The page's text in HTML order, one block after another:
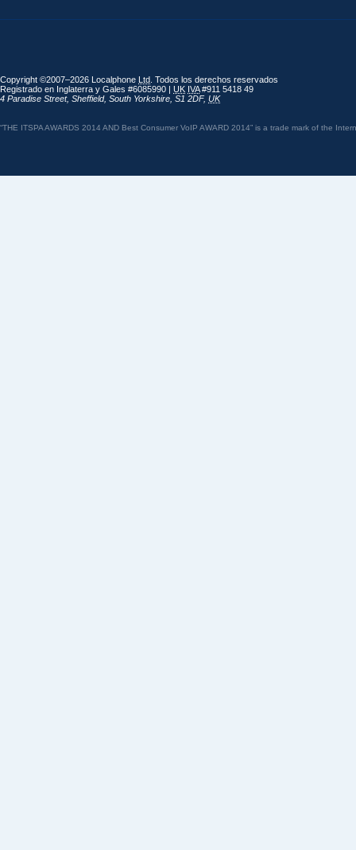
Copyright ©2007–2026 Localphone Ltd . Todos los derechos reservados
Registrado en Inglaterra y Gales #6085990 | UK IVA#911 5418 49
4 Paradise Street, Sheffield, South Yorkshire S1 2DF, UK
“THE ITSPA AWARDS 2014 AND Best Consumer VoIP AWARD 2014” is a trade mark of the